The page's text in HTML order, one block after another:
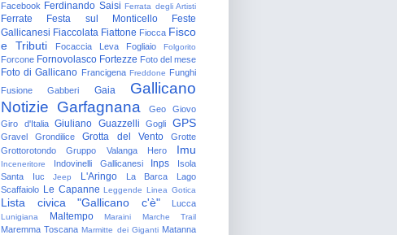
Facebook Ferdinando Saisi Ferrata degli Artisti
Ferrate Festa sul Monticello
Feste
Gallicanesi Fiaccolata Fiattone Fiocca Fisco
e Tributi
Focaccia Leva Fogliaio Folgorito
Forcone Fornovolasco Fortezze Foto del mese
Foto di Gallicano Francigena Freddone Funghi
Fusione
Gabberi Gaia
Gallicano
Notizie Garfagnana Geo
Giovo
Giro d'Italia
Giuliano Guazzelli Gogli GPS
Gravel Grondilice Grotta del Vento
Grotte
Grottorotondo
Gruppo Valanga Hero Imu
Inceneritore Indovinelli Gallicanesi Inps
Isola
Santa
Iuc Jeep L'Aringo La Barca
Lago
Scaffaiolo Le Capanne Leggende Linea Gotica
Lista civica "Gallicano c'è" Lucca
Lunigiana Maltempo Maraini Marche Trail
Maremma Toscana Marmitte dei Giganti Matanna